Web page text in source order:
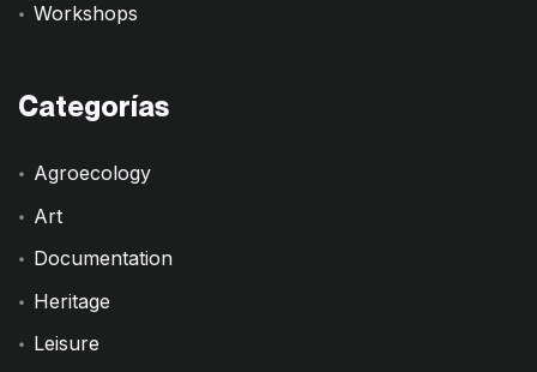
Workshops
Categorías
Agroecology
Art
Documentation
Heritage
Leisure